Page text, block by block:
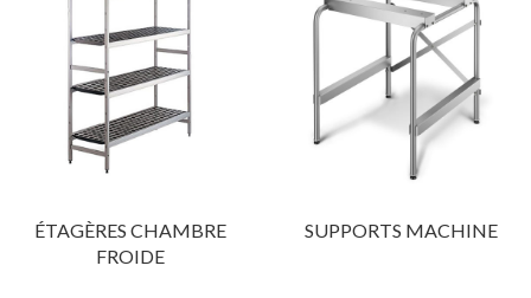
ÉTAGÈRES CHAMBRE
FROIDE
SUPPORTS MACHINE